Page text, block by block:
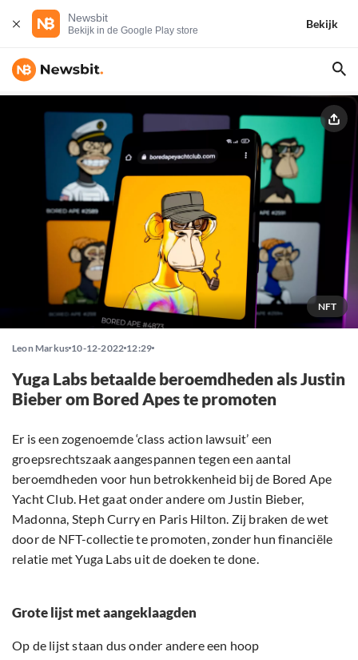
Newsbit
Bekijk in de Google Play store
Bekijk
NFT
Leon Markus 10-12-2022 12:29
Yuga Labs betaalde beroemdheden als Justin
Bieber om Bored Apes te promoten
Er is een zogenoemde ‘class action lawsuit’ een
groepsrechtszaak aangespannen tegen een aantal
beroemdheden voor hun betrokkenheid bij de Bored Ape
Yacht Club. Het gaat onder andere om Justin Bieber,
Madonna, Steph Curry en Paris Hilton. Zij braken de wet
door de NFT-collectie te promoten, zonder hun financiële
relatie met Yuga Labs uit de doeken te done.
Grote lijst met aangeklaagden
Op de lijst staan dus onder andere een hoop